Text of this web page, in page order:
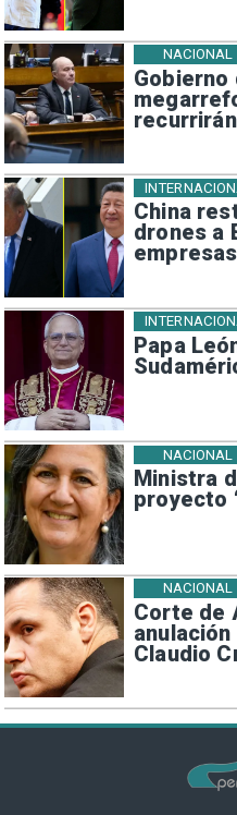
Gobierno
NACIONAL
China
drones a
empresas
Papa
Ministra
proyecto
NACIONAL
Corte de
Claudio
NACIONAL